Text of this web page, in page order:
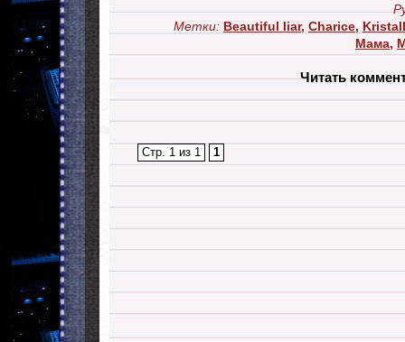
Метки: Beautiful liar, Charice, Kristall
Мама,
Читать
Стр. 1 из 1 1